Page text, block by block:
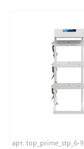
арт.top_prime_stp_6-9